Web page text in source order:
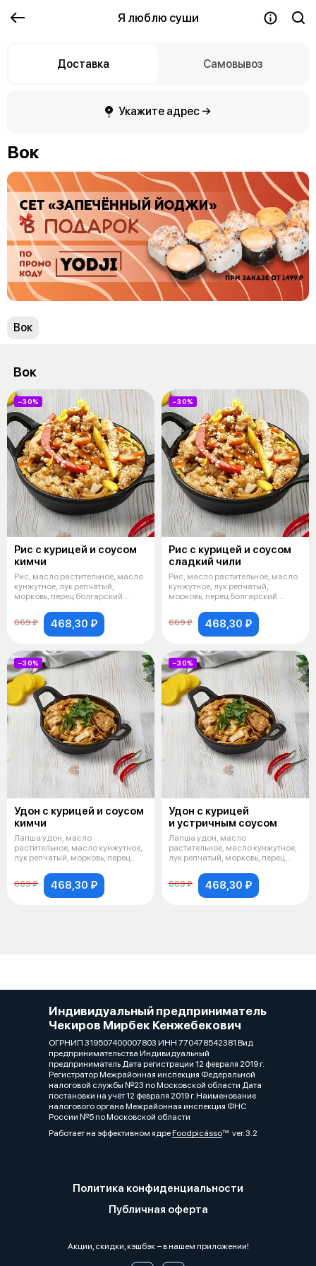
Я люблю суши
Доставка Самовывоз
Укажите адрес →
Вок
Вок
Вок
−30%
Рис с курицей и соусом
кимчи
Рис, масло растительное, масло
кунжутное, лук репчатый,
морковь, перец болгарский
669 ₽
468,30 ₽
−30%
Рис с курицей и соусом
сладкий чили
Рис, масло растительное, масло
кунжутное, лук репчатый,
морковь, перец болгарский
669 ₽
468,30 ₽
−30%
Удон с курицей и соусом
кимчи
Лапша удон, масло
растительное, масло кунжутное,
лук репчатый, морковь, перец
669 ₽
468,30 ₽
−30%
Удон с курицей
и устричным соусом
Лапша удон, масло
растительное, масло кунжутное,
лук репчатый, морковь, перец
669 ₽
468,30 ₽
Индивидуальный предприниматель
Чекиров Мирбек Кенжебекович
ОГРНИП 319507400007803 ИНН 770478542381 Вид
предпринимательства Индивидуальный
предприниматель Дата регистрации 12 февраля 2019 г.
Регистратор Межрайонная инспекция Федеральной
налоговой службы №23 по Московской области Дата
постановки на учёт 12 февраля 2019 г. Наименование
налогового органа Межрайонная инспекция ФНС
России №5 по Московской области
Работает на эффективном ядреFoodpicássover. 3.2
Политика конфиденциальности
Публичная оферта
Акции, скидки, кэшбэк − в нашем приложении!